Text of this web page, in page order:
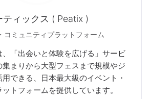
ティックス ( Peatix )
コミュニティプラットフォーム
、「出会いと体験を広げる」サービ
まりから大型フェスまで規模やジ
できる、日本最大級のイベント・
トフォームを提供しています。